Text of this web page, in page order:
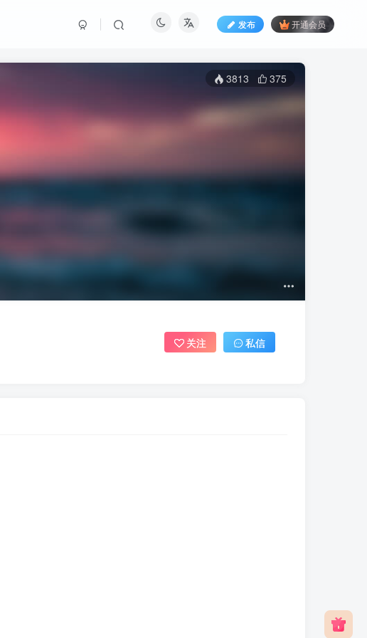
发布 开通会员
3813 375
关注 私信